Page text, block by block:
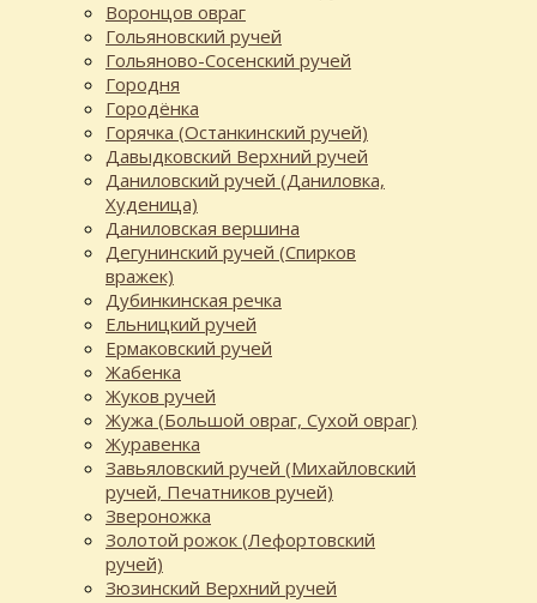
Воронцов овраг
Гольяновский ручей
Гольяново-Сосенский ручей
Городня
Городёнка
Горячка (Останкинский ручей)
Давыдковский Верхний ручей
Даниловский ручей (Даниловка,
Худеница)
Даниловская вершина
Дегунинский ручей (Спирков
вражек)
Дубинкинская речка
Ельницкий ручей
Ермаковский ручей
Жабенка
Жуков ручей
Жужа (Большой овраг, Сухой овраг)
Журавенка
Завьяловский ручей (Михайловский
ручей, Печатников ручей)
Звероножка
Золотой рожок (Лефортовский
ручей)
Зюзинский Верхний ручей